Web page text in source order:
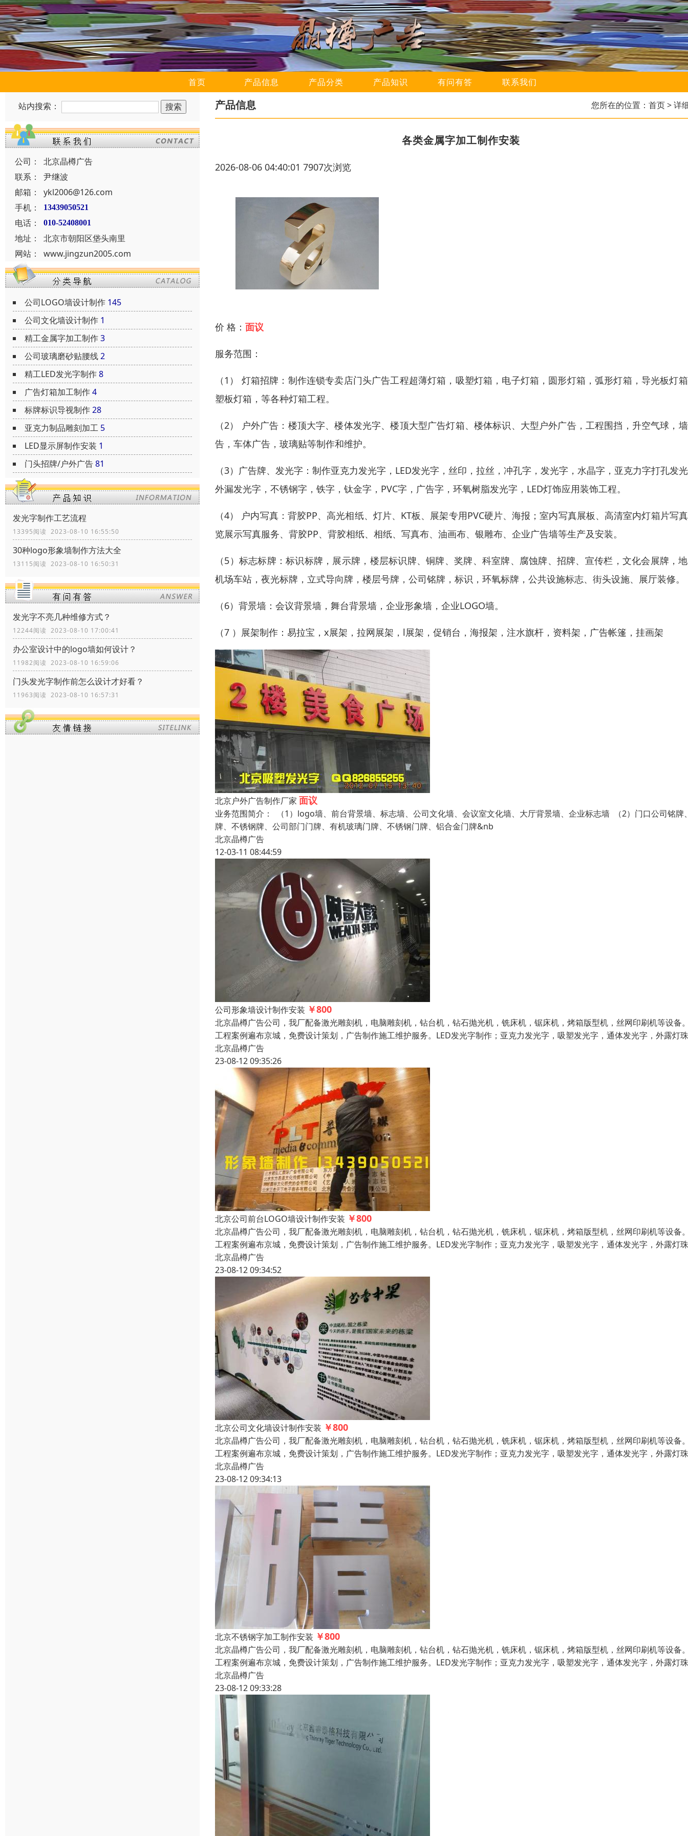
首页 产品信息 产品分类 产品知识 有问有答 联系我们
站内搜索：
公司：
北京晶樽广告
联系：
尹继波
邮箱：
ykl2006@126.com
手机：
13439050521
电话： 010-52408001
地址：
北京市朝阳区垡头南里
网站：
www.jingzun2005.com
公司LOGO墙设计制作 145
公司文化墙设计制作 1
精工金属字加工制作3
公司玻璃磨砂贴腰线2
精工LED发光字制作8
广告灯箱加工制作4
标牌标识导视制作28
亚克力制品雕刻加工 5
LED显示屏制作安装 1
门头招牌/户外广告81
发光字制作工艺流程
13395阅读 2023-08-10 16:55:50
30种logo形象墙制作方法大全
13115阅读 2023-08-10 16:50:31
发光字不亮几种维修方式？
12244阅读 2023-08-10 17:00:41
办公室设计中的logo墙如何设计？
11982阅读 2023-08-10 16:59:06
门头发光字制作前怎么设计才好看？
11963阅读 2023-08-10 16:57:31
产品信息 您所在的位置： 首页> 详
各类金属字加工制作安装
2026-08-06 04:40:01 7907次浏览
价 格： 面议
服务范围：
（1） 灯箱招牌：制作连锁专卖店门头广告工程超薄灯箱，吸塑灯箱，电子灯箱，圆形灯箱，弧形灯箱，导光板灯
塑板灯箱，等各种灯箱工程。
（2） 户外广告：楼顶大字、楼体发光字、楼顶大型广告灯箱、楼体标识、大型户外广告，工程围挡，升空气球，
告，车体广告，玻璃贴等制作和维护。
（3）广告牌、发光字：制作亚克力发光字，LED发光字，丝印，拉丝，冲孔字，发光字，水晶字，亚克力字打孔发
外漏发光字，不锈钢字，铁字，钛金字，PVC字，广告字，环氧树脂发光字，LED灯饰应用装饰工程。
（4） 户内写真：背胶PP、高光相纸、灯片、KT板、展架专用PVC硬片、海报；室内写真展板、高清室内灯箱片写
览展示写真服务、背胶PP、背胶相纸、相纸、写真布、油画布、银雕布、企业广告墙等生产及安装。
（5）标志标牌：标识标牌，展示牌，楼层标识牌、铜牌、奖牌、科室牌、腐蚀牌、招牌、宣传栏，文化会展牌，
机场车站，夜光标牌，立式导向牌，楼层号牌，公司铭牌，标识，环氧标牌，公共设施标志、街头设施、展厅装修。
（6）背景墙：会议背景墙，舞台背景墙，企业形象墙，企业LOGO墙。
（7 ）展架制作：易拉宝，x展架，拉网展架，l展架，促销台，海报架，注水旗杆，资料架，广告帐篷，挂画架
北京户外广告制作厂家 面议
业务范围简介： （1）logo墙、前台背景墙、标志墙、公司文化墙、会议室文化墙、大厅背景墙、企业标志墙 （2）门口公司铭牌
牌、不锈钢牌、公司部门门牌、有机玻璃门牌、不锈钢门牌、铝合金门牌&nb
北京晶樽广告
12-03-11 08:44:59
公司形象墙设计制作安装 ￥800
北京晶樽广告公司，我厂配备激光雕刻机，电脑雕刻机，钻台机，钻石抛光机，铣床机，锯床机，烤箱版型机，丝网印刷机等设备
工程案例遍布京城，免费设计策划，广告制作施工维护服务。LED发光字制作；亚克力发光字，吸塑发光字，通体发光字，外露灯
北京晶樽广告
23-08-12 09:35:26
北京公司前台LOGO墙设计制作安装 ￥800
北京晶樽广告公司，我厂配备激光雕刻机，电脑雕刻机，钻台机，钻石抛光机，铣床机，锯床机，烤箱版型机，丝网印刷机等设备
工程案例遍布京城，免费设计策划，广告制作施工维护服务。LED发光字制作；亚克力发光字，吸塑发光字，通体发光字，外露灯
北京晶樽广告
23-08-12 09:34:52
北京公司文化墙设计制作安装 ￥800
北京晶樽广告公司，我厂配备激光雕刻机，电脑雕刻机，钻台机，钻石抛光机，铣床机，锯床机，烤箱版型机，丝网印刷机等设备
工程案例遍布京城，免费设计策划，广告制作施工维护服务。LED发光字制作；亚克力发光字，吸塑发光字，通体发光字，外露灯
北京晶樽广告
23-08-12 09:34:13
北京不锈钢字加工制作安装 ￥800
北京晶樽广告公司，我厂配备激光雕刻机，电脑雕刻机，钻台机，钻石抛光机，铣床机，锯床机，烤箱版型机，丝网印刷机等设备
工程案例遍布京城，免费设计策划，广告制作施工维护服务。LED发光字制作；亚克力发光字，吸塑发光字，通体发光字，外露灯
北京晶樽广告
23-08-12 09:33:28